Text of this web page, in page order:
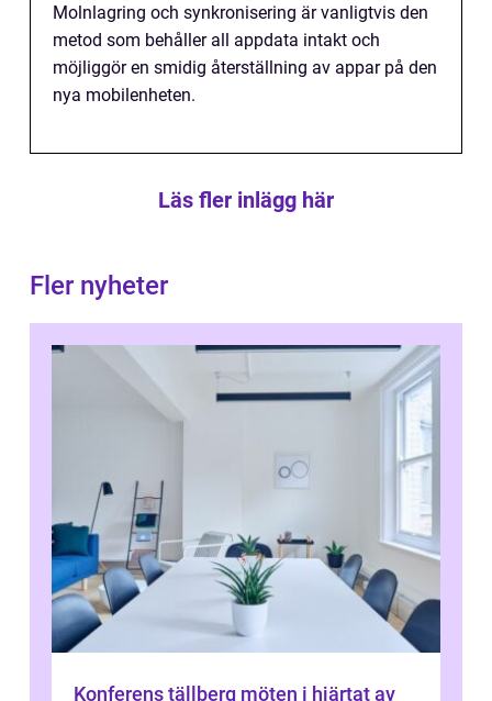
Molnlagring och synkronisering är vanligtvis den
metod som behåller all appdata intakt och
möjliggör en smidig återställning av appar på den
nya mobilenheten.
Läs fler inlägg här
Fler nyheter
Konferens tällberg möten i hjärtat av